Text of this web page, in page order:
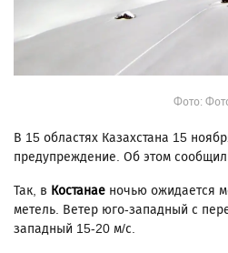
Фото:
В 15 областях Казахстана 15
предупреждение. Об этом
Так, в Костанае ночью ожидается
метель. Ветер юго-западный с
западный 15-20 м/с.